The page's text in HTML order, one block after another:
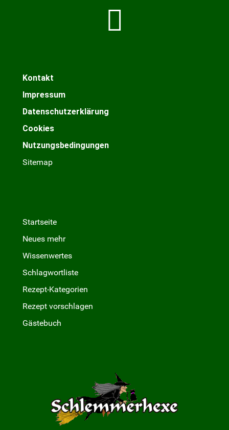
Kontakt
Impressum
Datenschutzerklärung
Cookies
Nutzungsbedingungen
Sitemap
Startseite
Neues mehr
Wissenwertes
Schlagwortliste
Rezept-Kategorien
Rezept vorschlagen
Gästebuch